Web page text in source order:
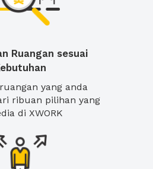
Ruangan sesuai
yang anda
ribuan pilihan yang
di XWORK